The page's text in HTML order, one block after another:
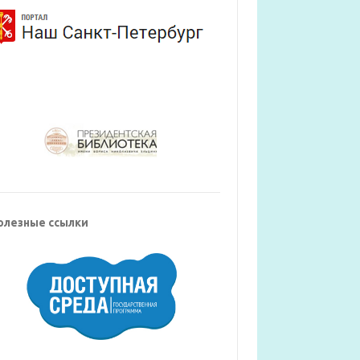
ссылки